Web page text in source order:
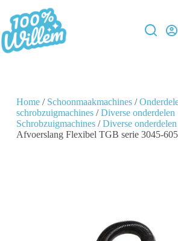
Home/ Schoonmaakmachines/
schrobzuigmachines/Diverse onderdelen
Schrobzuigmachines/Diverse
Afvoerslang Flexibel TGB serie 3045-